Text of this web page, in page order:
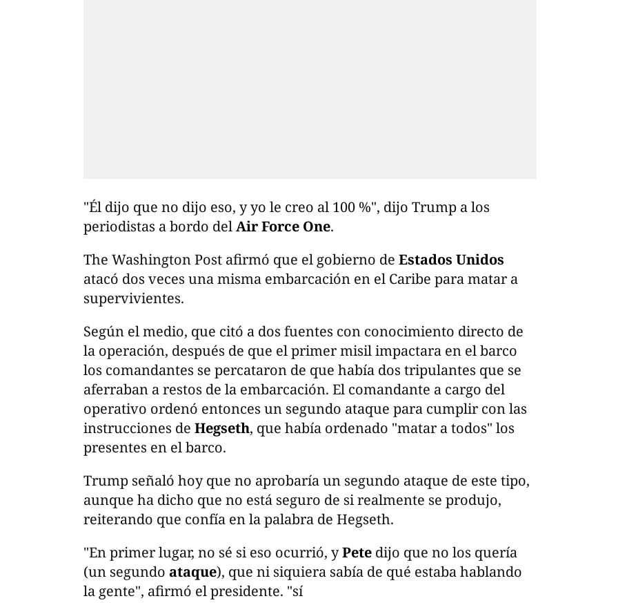
"Él dijo que no dijo eso, y yo le creo al 100 %", dijo Trump a los
periodistas a bordo delAir Force One.
The Washington Post afirmó que el gobierno de Estados Unidos
atacó dos veces una misma embarcación en el Caribe para matar a
supervivientes.
Según el medio, que citó a dos fuentes con conocimiento directo de
la operación, después de que el primer misil impactara en el barco
los comandantes se percataron de que había dos tripulantes que se
aferraban a restos de la embarcación. El comandante a cargo del
operativo ordenó entonces un segundo ataque para cumplir con las
instrucciones de Hegseth, que había ordenado "matar a todos" los
presentes en el barco.
Trump señaló hoy que no aprobaría un segundo ataque de este tipo,
aunque ha dicho que no está seguro de si realmente se produjo,
reiterando que confía en la palabra de Hegseth.
"En primer lugar, no sé si eso ocurrió, yPete dijo que no los quería
(un segundo ataque), que ni siquiera sabía de qué estaba hablando
la gente", afirmó el presidente. "sí